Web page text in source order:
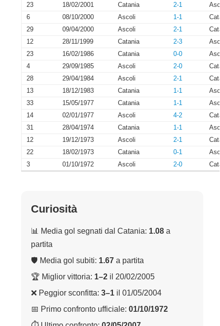
23 18/02/2001 Catania 2-1
6
08/10/2000 Ascoli 1-1
29
09/04/2000 Ascoli 2-1
12
28/11/1999 Catania 2-3
23
16/02/1986 Catania 0-0
4
29/09/1985 Ascoli 2-0
28
29/04/1984 Ascoli 2-1
13
18/12/1983 Catania 1-1
33
15/05/1977 Catania 1-1
14
02/01/1977 Ascoli 4-2
31
28/04/1974 Catania 1-1
12
19/12/1973 Ascoli 2-1
22
18/02/1973 Catania 0-1
3
01/10/1972 Ascoli 2-0
Curiosità
📊 Media gol segnati dal Catania: 1.08 a
partita
🛡 Media gol subiti: 1.67 a partita
🏆 Miglior vittoria: 1–2 il 20/02/2005
❌ Peggior sconfitta: 3–1 il 01/05/2004
📅 Primo confronto ufficiale: 01/10/1972